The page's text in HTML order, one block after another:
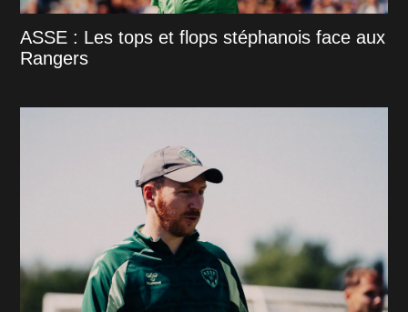
ASSE : Les tops et flops stéphanois face aux
Rangers